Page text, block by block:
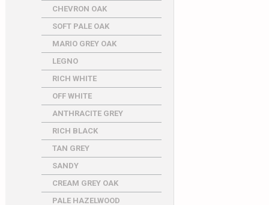
CHEVRON OAK
SOFT PALE OAK
MARIO GREY OAK
LEGNO
RICH WHITE
OFF WHITE
ANTHRACITE GREY
RICH BLACK
TAN GREY
SANDY
CREAM GREY OAK
PALE HAZELWOOD